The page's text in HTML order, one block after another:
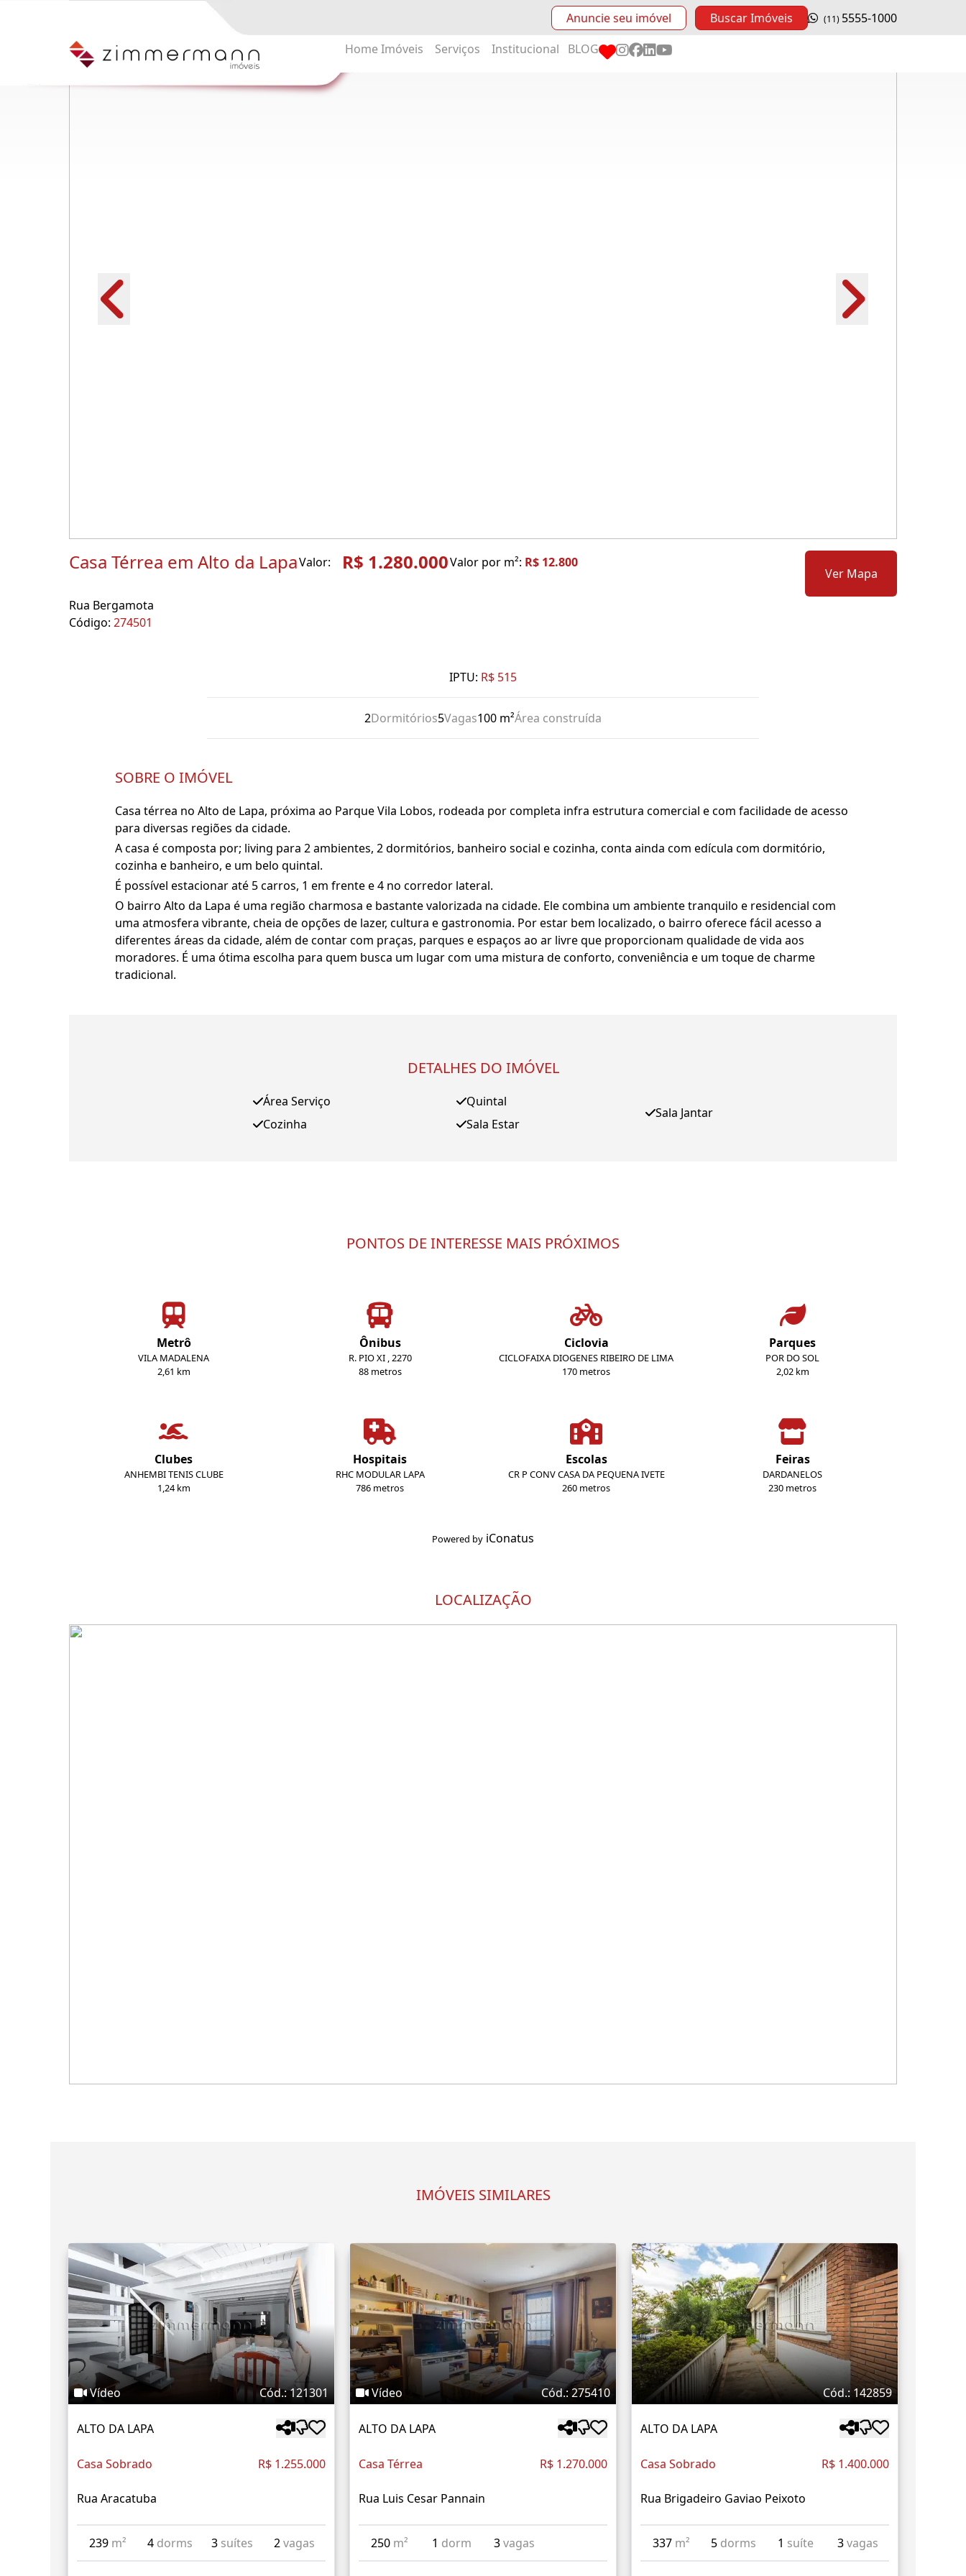
Anuncie seu imóvel Buscar Imóveis (11) 5555-1000
Home Imóveis Serviços Institucional BLOG
Casa Térrea em Alto da LapaValor: R$ 1.280.000Valor por m²: R$ 12.800
Rua Bergamota
Código: 274501
Ver Mapa
IPTU: R$ 515
2Dormitórios5Vagas100 m²Área construída
SOBRE O IMÓVEL
Casa térrea no Alto de Lapa, próxima ao Parque Vila Lobos, rodeada por completa infra estrutura comercial e com facilidade de acesso
para diversas regiões da cidade.
A casa é composta por; living para 2 ambientes, 2 dormitórios, banheiro social e cozinha, conta ainda com edícula com dormitório,
cozinha e banheiro, e um belo quintal.
É possível estacionar até 5 carros, 1 em frente e 4 no corredor lateral.
O bairro Alto da Lapa é uma região charmosa e bastante valorizada na cidade. Ele combina um ambiente tranquilo e residencial com
uma atmosfera vibrante, cheia de opções de lazer, cultura e gastronomia. Por estar bem localizado, o bairro oferece fácil acesso a
diferentes áreas da cidade, além de contar com praças, parques e espaços ao ar livre que proporcionam qualidade de vida aos
moradores. É uma ótima escolha para quem busca um lugar com uma mistura de conforto, conveniência e um toque de charme
tradicional.
DETALHES DO IMÓVEL
Área Serviço
Cozinha
Quintal
Sala Estar
Sala Jantar
PONTOS DE INTERESSE MAIS PRÓXIMOS
Metrô
VILA MADALENA
2,61 km
Ônibus
R. PIO XI , 2270
88 metros
Ciclovia
CICLOFAIXA DIOGENES RIBEIRO DE LIMA
170 metros
Parques
POR DO SOL
2,02 km
Clubes
ANHEMBI TENIS CLUBE
1,24 km
Hospitais
RHC MODULAR LAPA
786 metros
Escolas
CR P CONV CASA DA PEQUENA IVETE
260 metros
Feiras
DARDANELOS
230 metros
Powered by iConatus
LOCALIZAÇÃO
IMÓVEIS SIMILARES
Vídeo Cód.: 121301
ALTO DA LAPA
Casa Sobrado R$ 1.255.000
Rua Aracatuba
239 m² 4 dorms 3 suítes 2vagas
Vídeo Cód.: 275410
ALTO DA LAPA
Casa Térrea R$ 1.270.000
Rua Luis Cesar Pannain
250 m² 1 dorm 3vagas
Cód.: 142859
ALTO DA LAPA
Casa Sobrado R$ 1.400.000
Rua Brigadeiro Gaviao Peixoto
337 m² 5 dorms 1 suíte 3vagas